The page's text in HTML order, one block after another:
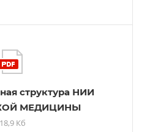
структура НИИ
МЕДИЦИНЫ
Кб